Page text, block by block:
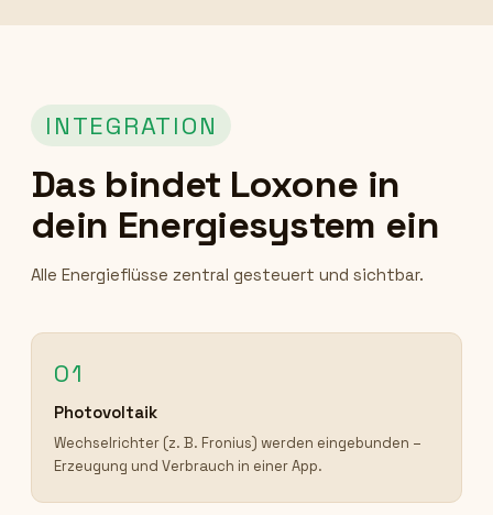
INTEGRATION
Das bindet Loxone in
dein Energiesystem ein
Alle Energieflüsse zentral gesteuert und sichtbar.
01
Photovoltaik
Wechselrichter (z. B. Fronius) werden eingebunden –
Erzeugung und Verbrauch in einer App.